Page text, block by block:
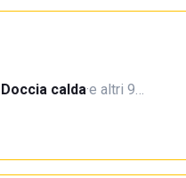
Doccia calda·e altri 9…